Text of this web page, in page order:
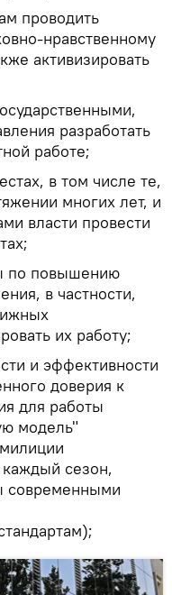
проводить
нравственному
активизировать
разработать
работе;
в том числе те,
многих лет, и
власти провести
по повышению
в частности,
их работу;
и эффективности
доверия к
для работы
модель"
сезон,
современными